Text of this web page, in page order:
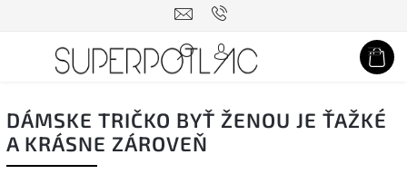
Hľadať
DÁMSKE TRIČKO BYŤ ŽENOU JE ŤAŽKÉ
A KRÁSNE ZÁROVEŇ